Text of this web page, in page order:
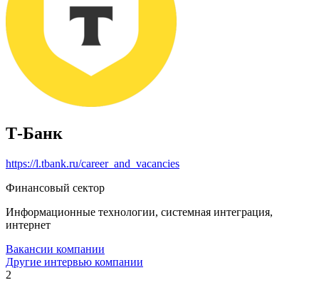
Т-Банк
https://l.tbank.ru/career_and_vacancies
Финансовый сектор
Информационные технологии, системная интеграция,
интернет
Вакансии компании
Другие интервью компании
2